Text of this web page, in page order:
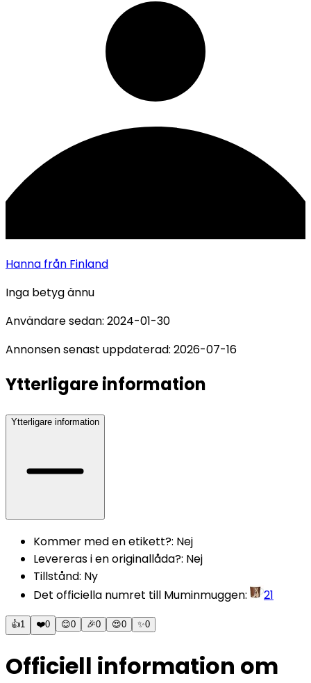
Hanna från Finland
Inga betyg ännu
Användare sedan: 2024-01-30
Annonsen senast uppdaterad: 2026-07-16
Ytterligare information
Ytterligare information
Kommer med en etikett?: Nej
Levereras i en originallåda?: Nej
Tillstånd: Ny
Det officiella numret till Muminmuggen: 21
👍1 ❤️0 😊0 🎉0 😍0 ✨0
Officiell information om